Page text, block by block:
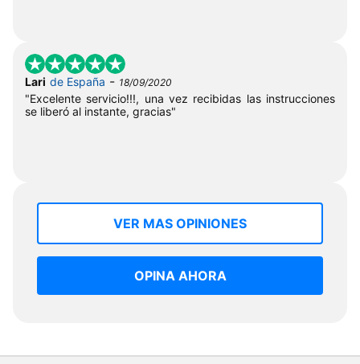
Lari de España - 18/09/2020
"Excelente servicio!!!, una vez recibidas las instrucciones
se liberó al instante, gracias"
VER MAS OPINIONES
OPINA AHORA